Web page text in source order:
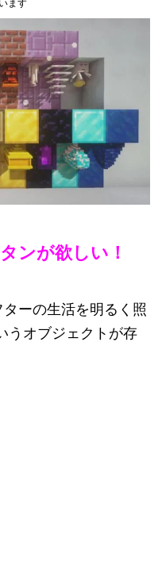
ます
ンが欲しい！
ーの生活を明るく照
うオブジェクトが存